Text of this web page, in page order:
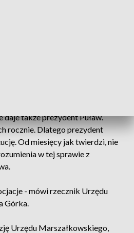
także prezydent Puław.
rocznie. Dlatego prezydent
Od miesięcy jak twierdzi, nie
w tej sprawie z
- mówi rzecznik Urzędu
Górka.
Urzędu Marszałkowskiego,